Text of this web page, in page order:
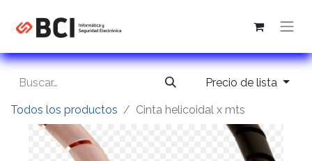
Precio de lista
Todos los productos Cinta helicoidal x mts